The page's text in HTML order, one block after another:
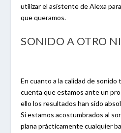
utilizar el asistente de Alexa
que queramos.
SONIDO A OTRO
En cuanto a la calidad de
cuenta que estamos ante un
ello los resultados han sido
Si estamos acostumbrados al
plana prácticamente cualquier